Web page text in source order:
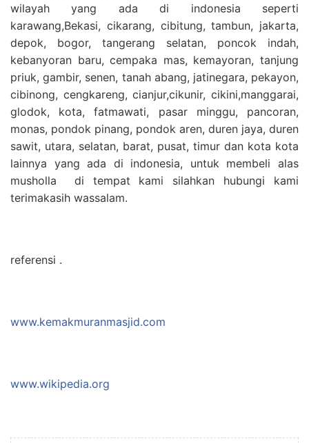
wilayah yang ada di indonesia seperti
karawang,Bekasi, cikarang, cibitung, tambun, jakarta,
depok, bogor, tangerang selatan, poncok indah,
kebanyoran baru, cempaka mas, kemayoran, tanjung
priuk, gambir, senen, tanah abang, jatinegara, pekayon,
cibinong, cengkareng, cianjur,cikunir, cikini,manggarai,
glodok, kota, fatmawati, pasar minggu, pancoran,
monas, pondok pinang, pondok aren, duren jaya, duren
sawit, utara, selatan, barat, pusat, timur dan kota kota
lainnya yang ada di indonesia, untuk membeli alas
musholla di tempat kami silahkan hubungi kami
terimakasih wassalam.
referensi .
www.kemakmuranmasjid.com
www.wikipedia.org